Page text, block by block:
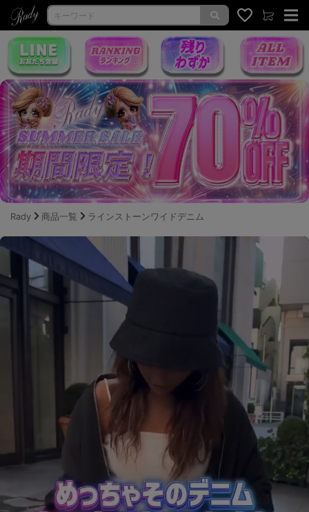
Rady 商品一覧 ラインストーンワイドデニム